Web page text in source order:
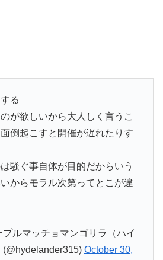
る
が欲しいから大人しく言うこ
倒起こすと開催が遅れたりす
騒ぐ事自体が目的だからいう
からモラル次第ってとこが違
ルマッチョマンゴリラ（ハイ
(@hydelander315) October 30,